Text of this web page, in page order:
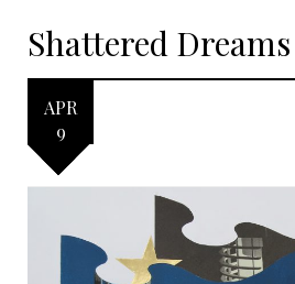
Shattered Dreams
APR
9